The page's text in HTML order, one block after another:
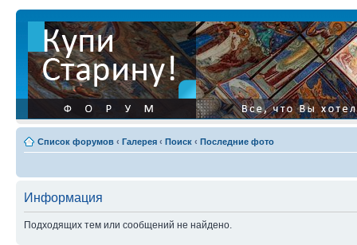
Список форумов ‹ Галерея ‹ Поиск ‹ Последние фото
Информация
Подходящих тем или сообщений не найдено.